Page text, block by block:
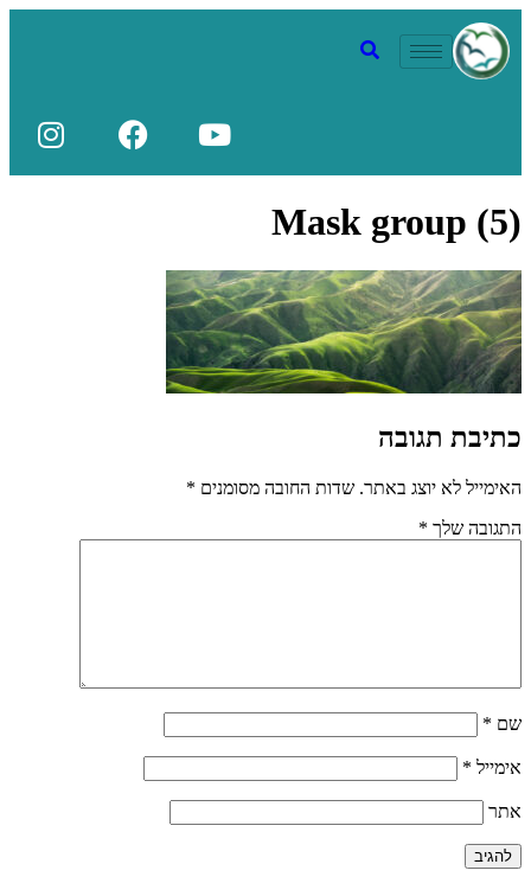
Mask group (5)
כתיבת תגובה
האימייל לא יוצג באתר. שדות החובה מסומנים *
התגובה שלך *
שם *
אימייל *
אתר